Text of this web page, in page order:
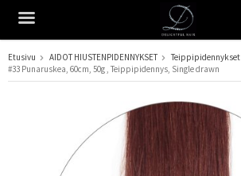
Tuote on lisätty ostoskoriin
Etusivu AIDOT HIUSTENPIDENNYKSET Teippipidennykset
#33 Punaruskea, 60cm, 50g , Teippipidennys, Single drawn